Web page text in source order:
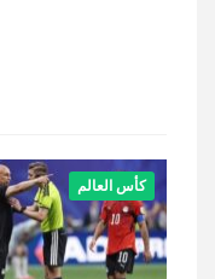
كأس العالم